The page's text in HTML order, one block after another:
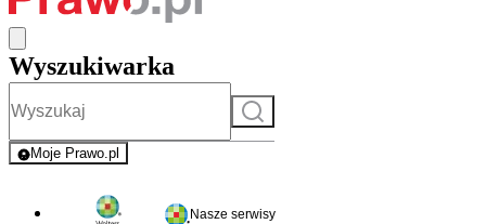
Wyszukiwarka
Szukaj
Moje Prawo.pl
- rejestracja i logowanie do serwisu
Nasze serwisy